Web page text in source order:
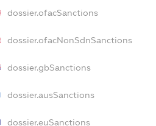
dossier.ofacSanctions
dossier.ofacNonSdnSanctions
dossier.gbSanctions
dossier.ausSanctions
dossier.euSanctions